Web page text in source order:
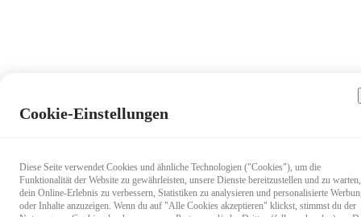
Cookie-Einstellungen
Diese Seite verwendet Cookies und ähnliche Technologien ("Cookies"), um die
Funktionalität der Website zu gewährleisten, unsere Dienste bereitzustellen und zu warten,
dein Online-Erlebnis zu verbessern, Statistiken zu analysieren und personalisierte
oder Inhalte anzuzeigen. Wenn du auf "Alle Cookies akzeptieren" klickst, stimmst du der